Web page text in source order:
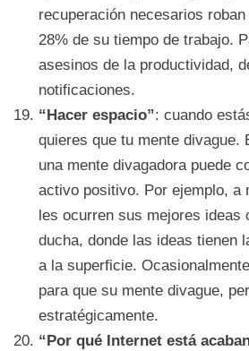
recuperación necesarios
28% de su tiempo de trabajo.
asesinos de la productividad,
notificaciones.
“Hacer espacio”: cuando
quieres que tu mente divague.
una mente divagadora puede
activo positivo. Por ejemplo, a
les ocurren sus mejores ideas
ducha, donde las ideas tienen
a la superficie.
para que su mente divague,
estratégicamente.
“Por qué Internet está